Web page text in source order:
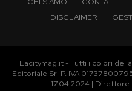
DISCLAIMER
Lacitymag.it - Tutti i colori
Editoriale Srl P. IVA
17.04.2024 | Direttore